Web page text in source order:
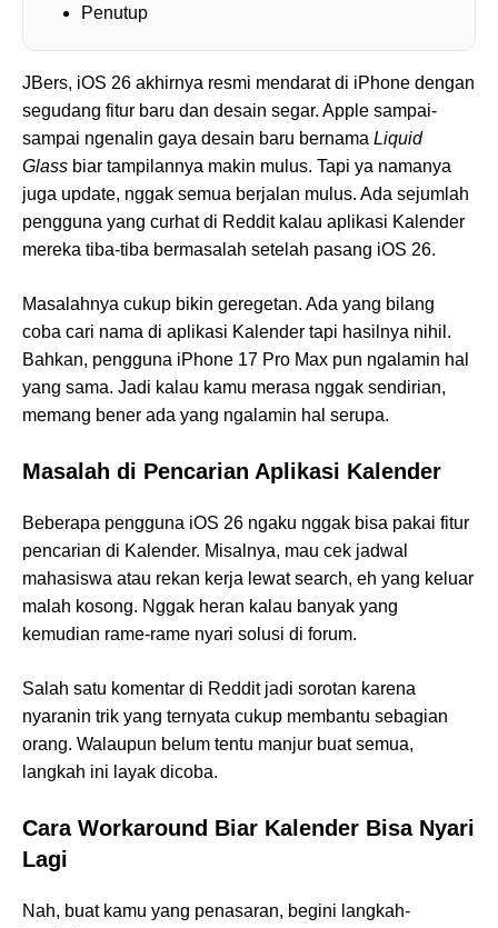
Penutup
JBers, iOS 26 akhirnya resmi mendarat di iPhone dengan
segudang fitur baru dan desain segar. Apple sampai-
sampai ngenalin gaya desain baru bernama Liquid
Glass biar tampilannya makin mulus. Tapi ya namanya
juga update, nggak semua berjalan mulus. Ada sejumlah
pengguna yang curhat di Reddit kalau aplikasi Kalender
mereka tiba-tiba bermasalah setelah pasang iOS 26.
Masalahnya cukup bikin geregetan. Ada yang bilang
coba cari nama di aplikasi Kalender tapi hasilnya nihil.
Bahkan, pengguna iPhone 17 Pro Max pun ngalamin hal
yang sama. Jadi kalau kamu merasa nggak sendirian,
memang bener ada yang ngalamin hal serupa.
Masalah di Pencarian Aplikasi Kalender
Beberapa pengguna iOS 26 ngaku nggak bisa pakai fitur
pencarian di Kalender. Misalnya, mau cek jadwal
mahasiswa atau rekan kerja lewat search, eh yang keluar
malah kosong. Nggak heran kalau banyak yang
kemudian rame-rame nyari solusi di forum.
Salah satu komentar di Reddit jadi sorotan karena
nyaranin trik yang ternyata cukup membantu sebagian
orang. Walaupun belum tentu manjur buat semua,
langkah ini layak dicoba.
Cara Workaround Biar Kalender Bisa Nyari
Lagi
Nah, buat kamu yang penasaran, begini langkah-